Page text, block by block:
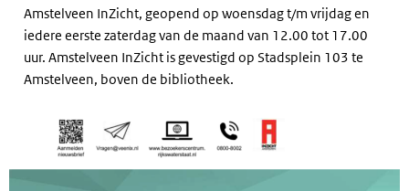
Amstelveen InZicht, geopend op woensdag t/m vrijdag en
iedere eerste zaterdag van de maand van 12.00 tot 17.00
uur. Amstelveen InZicht is gevestigd op Stadsplein 103 te
Amstelveen, boven de bibliotheek.